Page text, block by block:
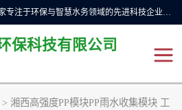
青岛铭源环保科技有限公司是一家专注于环保与智慧水务领域的先进科技企业，公司专注于云智能一体化预制泵站、水务循环利用、海绵城市、云智慧水务开发及新型环保技术研发等领域。铭源环保以为客户提供优质产品、专业技术服务为己任。为客户提供量身定制方案，提供多种配置方案满足实际使用要求。严控供货周期，并提供高标准后期维护。以环保为己任，视质量如生命，以技术做先导，靠诚信赢客户。
保科技有限公司
> 湘西高强度PP模块PP雨水收集模块 工